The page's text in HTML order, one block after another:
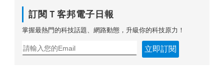
訂閱Ｔ客邦電子日報
掌握最熱門的科技話題、網路動態，升級你的科技原力！
立即訂閱